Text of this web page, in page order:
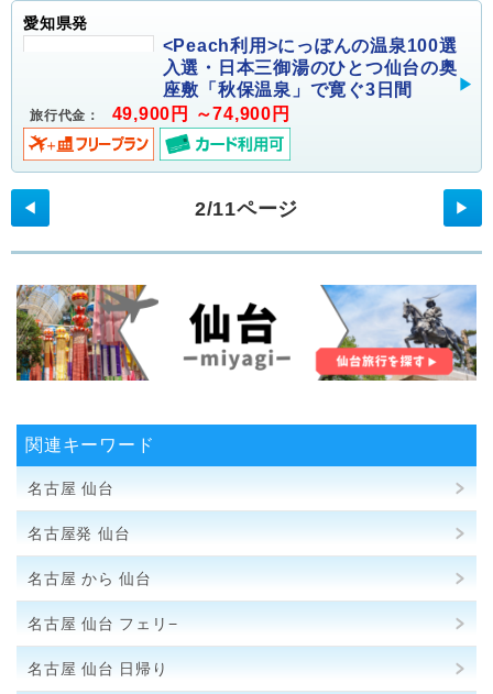
愛知県発
<Peach利用>にっぽんの温泉100選
入選・日本三御湯のひとつ仙台の奥
座敷「秋保温泉」で寛ぐ3日間
旅行代金： 49,900円 ～74,900円
2/11ページ
◀ ▶
関連キーワード
名古屋 仙台
名古屋発 仙台
名古屋 から 仙台
名古屋 仙台 フェリ−
名古屋 仙台 日帰り